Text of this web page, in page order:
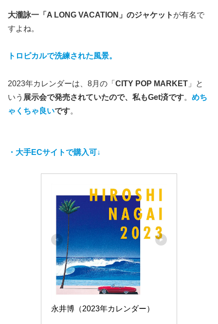
大瀧詠一「A LONG VACATION」のジャケット が有名で
すよね。
トロピカルで洗練された風景。
2023年カレンダーは、8月の「 CITY POP MARKET 」と
いう 展示会で発売されていたので、私もGet済です。 めち
ゃくちゃ良いです。
・大手ECサイトで購入可↓
永井博（2023年カレンダー）